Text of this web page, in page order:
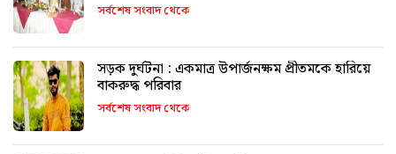
সর্বশেষ সংবাদ থেকে
সড়ক দুর্ঘটনা : একমাত্র উপার্জনক্ষম প্রীতমকে হারিয়ে
বাকরুদ্ধ পরিবার
সর্বশেষ সংবাদ থেকে